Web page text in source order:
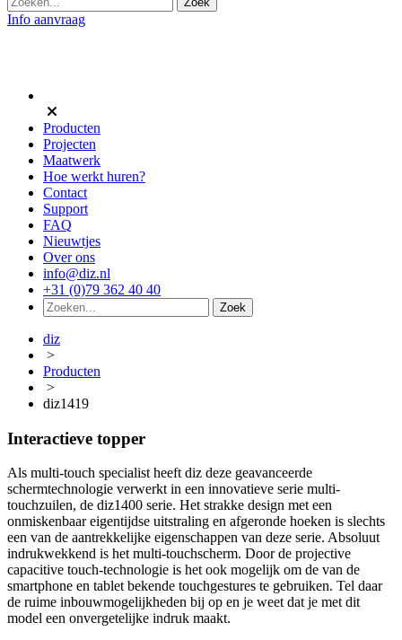
Info aanvraag
Producten
Projecten
Maatwerk
Hoe werkt huren?
Contact
Support
FAQ
Nieuwtjes
Over ons
info@diz.nl
+31 (0)79 362 40 40
diz
>
Producten
>
diz1419
Interactieve topper
Als multi-touch specialist heeft diz deze geavanceerde
schermtechnologie verwerkt in een innovatieve serie multi-
touchzuilen, de diz1400 serie. Het strakke design met een
onmiskenbaar eigentijdse uitstraling en afgeronde hoeken is slechts
een van de aantrekkelijke eigenschappen van deze serie. Absoluut
indrukwekkend is het multi-touchscherm. Door de projective
capacitive touch-technologie is het ook mogelijk om de van de
smartphone en tablet bekende touchgestures te gebruiken. Tel daar
de ruime inbouwmogelijkheden bij op en je weet dat je met dit
model een onvergetelijke indruk maakt.